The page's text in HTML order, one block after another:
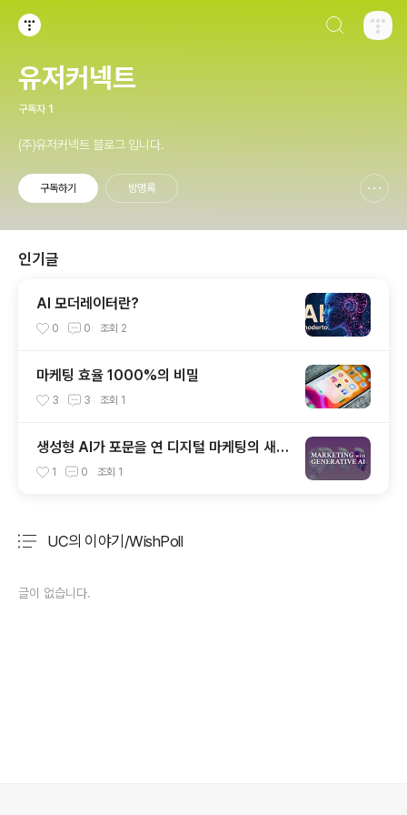
유저커넥트
구독자 1
(주)유저커넥트 블로그 입니다.
구독하기 방명록
인기글
AI 모더레이터란?
0 0 조회 2
마케팅 효율 1000%의 비밀
3 3 조회 1
생성형 AI가 포문을 연 디지털 마케팅의 새로
운 지평
1 0 조회 1
UC의 이야기/WishPoll
글이 없습니다.